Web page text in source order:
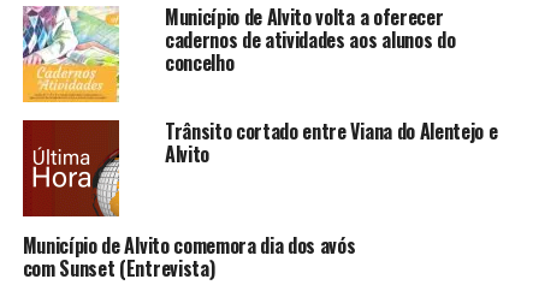
Município de Alvito volta a oferecer
cadernos de atividades aos alunos do
concelho
Trânsito cortado entre Viana do Alentejo e
Alvito
Município de Alvito comemora dia dos avós
com Sunset (Entrevista)